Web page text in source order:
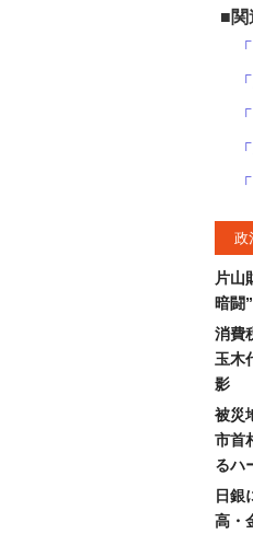
■関
政
片山
暗闘
消費
玉木
影
被災
市首
るハ
日銀
高・